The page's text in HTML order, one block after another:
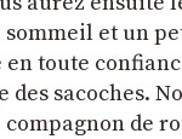
et un
toute
des sacoches.
de